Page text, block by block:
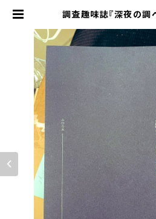
調査趣味誌『深夜の調